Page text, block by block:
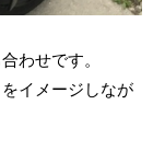
わせです。
イメージしなが